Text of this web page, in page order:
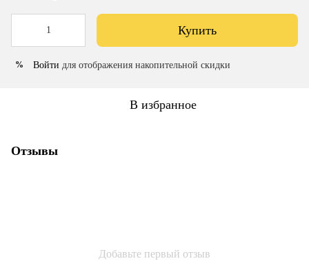
Купить
% Войти для отображения накопительной скидки
В избранное
Отзывы
Добавьте первый отзыв